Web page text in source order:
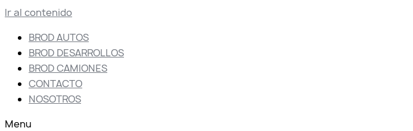
Ir al contenido
BROD AUTOS
BROD DESARROLLOS
BROD CAMIONES
CONTACTO
NOSOTROS
Menu